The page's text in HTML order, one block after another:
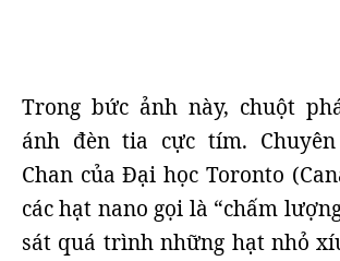
Trong bức ảnh này, chuột
ánh đèn tia cực tím.
Chan của Đại học Toronto
các hạt nano gọi là “chấm
sát quá trình những hạt nhỏ